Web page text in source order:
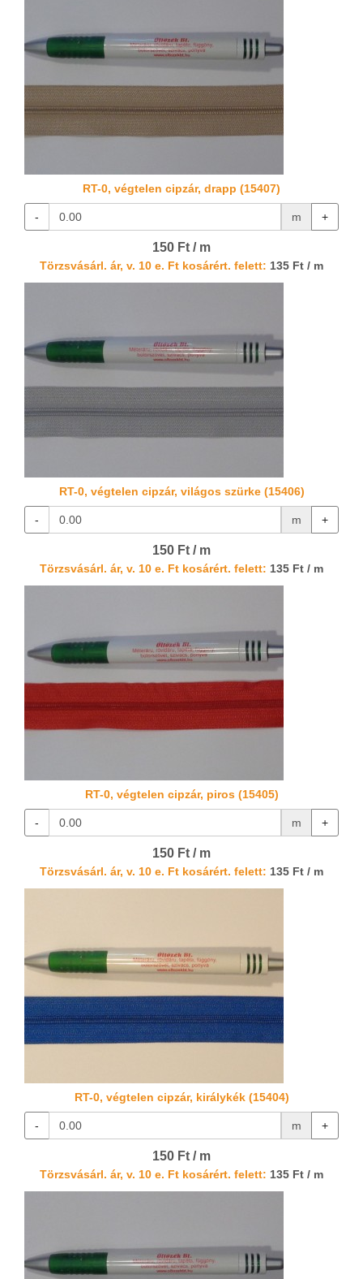
RT-0, végtelen cipzár, drapp (15407)
- m +
150 Ft / m
Törzsvásárl. ár, v. 10 e. Ft kosárért. felett: 135 Ft / m
RT-0, végtelen cipzár, világos szürke (15406)
- m +
150 Ft / m
Törzsvásárl. ár, v. 10 e. Ft kosárért. felett: 135 Ft / m
RT-0, végtelen cipzár, piros (15405)
- m +
150 Ft / m
Törzsvásárl. ár, v. 10 e. Ft kosárért. felett: 135 Ft / m
RT-0, végtelen cipzár, királykék (15404)
- m +
150 Ft / m
Törzsvásárl. ár, v. 10 e. Ft kosárért. felett: 135 Ft / m